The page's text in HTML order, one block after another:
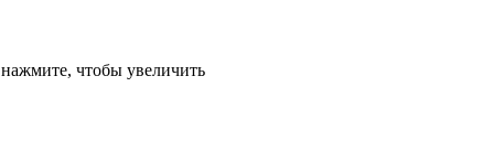
нажмите, чтобы увеличить